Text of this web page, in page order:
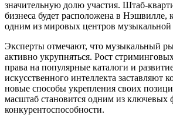
значительную долю участия. Штаб-
бизнеса будет расположена в Нэшвилле,
одним из мировых центров музыкальной
Эксперты отмечают, что музыкальный
активно укрупняться. Рост
права на популярные каталоги и
искусственного интеллекта заставляют
новые способы укрепления своих
масштаб становится одним из ключевых
конкурентоспособности.